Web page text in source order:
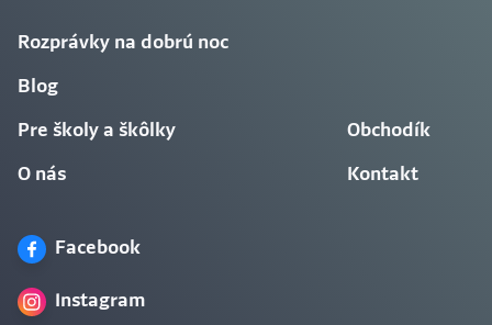
Rozprávky na dobrú noc
Blog
Pre školy a škôlky
O nás
Obchodík
Kontakt
Facebook
Instagram